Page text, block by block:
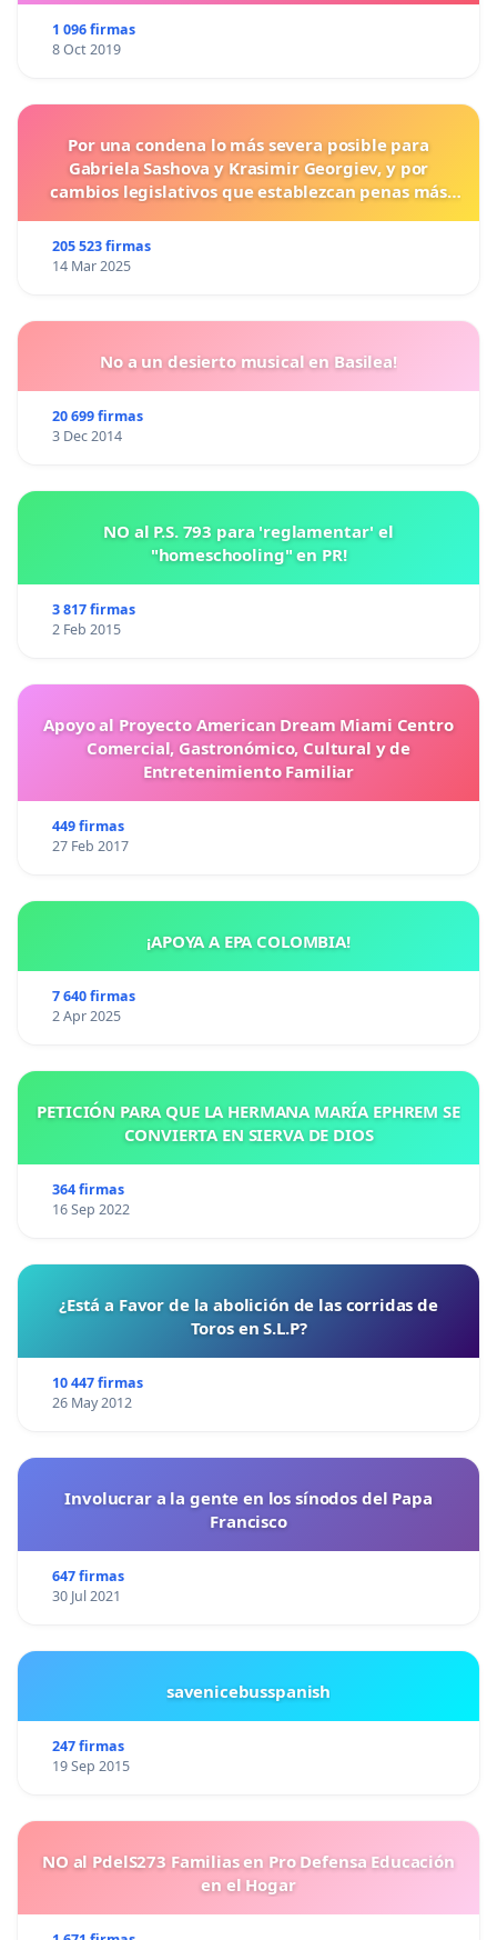
1 096 firmas
8 Oct 2019
Por una condena lo más severa posible para
Gabriela Sashova y Krasimir Georgiev, y por
cambios legislativos que establezcan penas más
205 523 firmas
14 Mar 2025
No a un desierto musical en Basilea!
20 699 firmas
3 Dec 2014
NO al P.S. 793 para 'reglamentar' el
"homeschooling" en PR!
3 817 firmas
2 Feb 2015
Apoyo al Proyecto American Dream Miami Centro
Comercial, Gastronómico, Cultural y de
Entretenimiento Familiar
449 firmas
27 Feb 2017
¡APOYA A EPA COLOMBIA!
7 640 firmas
2 Apr 2025
PETICIÓN PARA QUE LA HERMANA MARÍA EPHREM SE
CONVIERTA EN SIERVA DE DIOS
364 firmas
16 Sep 2022
¿Está a Favor de la abolición de las corridas de
Toros en S.L.P?
10 447 firmas
26 May 2012
Involucrar a la gente en los sínodos del Papa
Francisco
647 firmas
30 Jul 2021
savenicebusspanish
247 firmas
19 Sep 2015
NO al PdelS273 Familias en Pro Defensa Educación
en el Hogar